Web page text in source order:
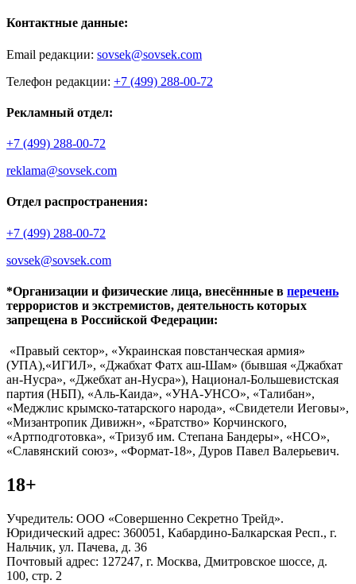
Контактные данные:
Email редакции: sovsek@sovsek.com
Телефон редакции: +7 (499) 288-00-72
Рекламный отдел:
+7 (499) 288-00-72
reklama@sovsek.com
Отдел распространения:
+7 (499) 288-00-72
sovsek@sovsek.com
*Организации и физические лица, внесённные в перечень
террористов и экстремистов, деятельность которых
запрещена в Российской Федерации:
«Правый сектор», «Украинская повстанческая армия»
(УПА),«ИГИЛ», «Джабхат Фатх аш-Шам» (бывшая «Джабхат
ан-Нусра», «Джебхат ан-Нусра»), Национал-Большевистская
партия (НБП), «Аль-Каида», «УНА-УНСО», «Талибан»,
«Меджлис крымско-татарского народа», «Свидетели Иеговы»,
«Мизантропик Дивижн», «Братство» Корчинского,
«Артподготовка», «Тризуб им. Степана Бандеры», «НСО»,
«Славянский союз», «Формат-18», Дуров Павел Валерьевич.
18+
Учредитель: ООО «Совершенно Секретно Трейд».
Юридический адрес: 360051, Кабардино-Балкарская Респ., г.
Нальчик, ул. Пачева, д. 36
Почтовый адрес: 127247, г. Москва, Дмитровское шоссе, д.
100, стр. 2